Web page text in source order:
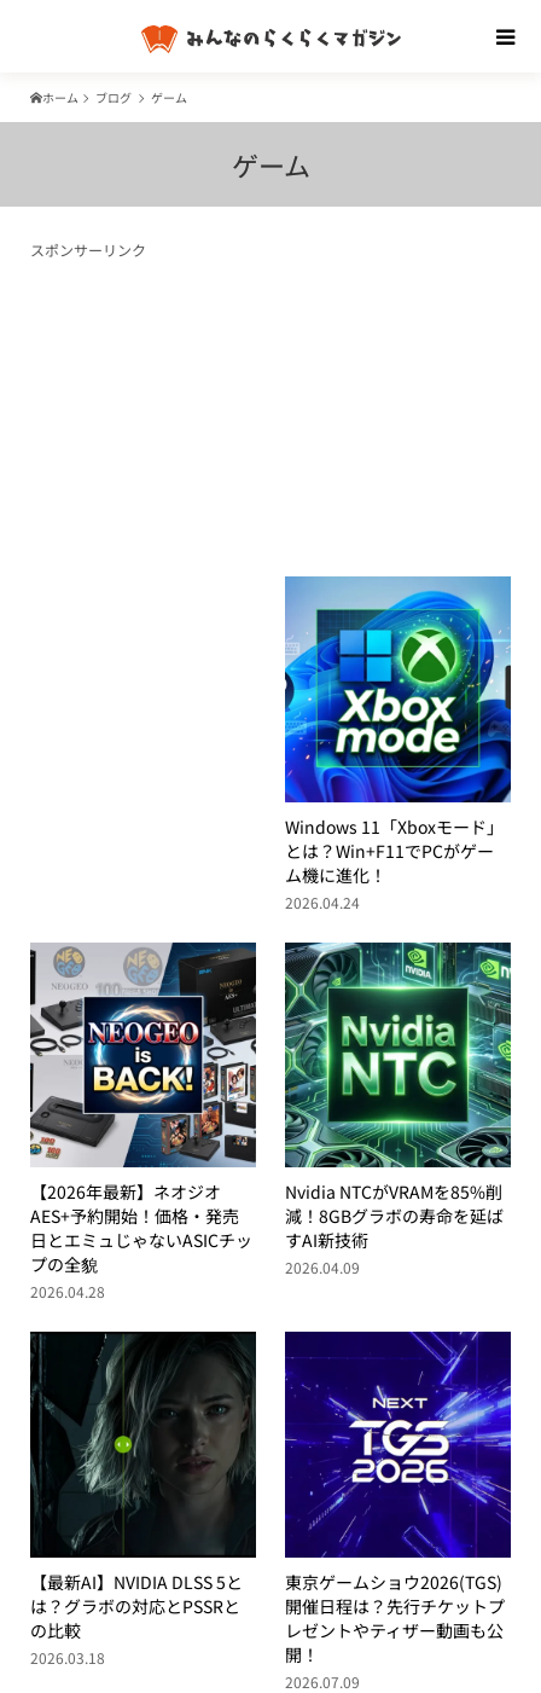
ホーム ブログ ゲーム
ゲーム
スポンサーリンク
Windows 11「Xboxモード」
とは？Win+F11でPCがゲー
ム機に進化！
2026.04.24
【2026年最新】ネオジオ
AES+予約開始！価格・発売
日とエミュじゃないASICチッ
プの全貌
2026.04.28
Nvidia NTCがVRAMを85%削
減！8GBグラボの寿命を延ば
すAI新技術
2026.04.09
【最新AI】NVIDIA DLSS 5と
は？グラボの対応とPSSRと
の比較
2026.03.18
東京ゲームショウ2026(TGS)
開催日程は？先行チケットプ
レゼントやティザー動画も公
開！
2026.07.09